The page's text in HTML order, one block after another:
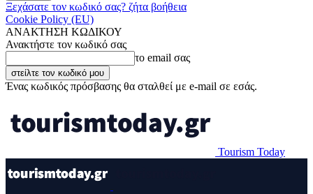
Ξεχάσατε τον κωδικό σας? ζήτα βοήθεια
Cookie Policy (EU)
ΑΝΑΚΤΗΣΗ ΚΩΔΙΚΟΥ
Ανακτήστε τον κωδικό σας
το email σας
Ένας κωδικός πρόσβασης θα σταλθεί με e-mail σε εσάς.
Tourism Today